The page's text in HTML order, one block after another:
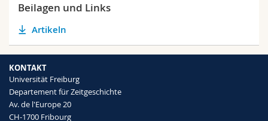
Beilagen und Links
Artikeln
KONTAKT
Universität Freiburg
Departement für Zeitgeschichte
Av. de l'Europe 20
CH-1700 Fribourg